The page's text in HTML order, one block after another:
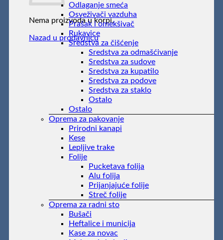
Nema proizvoda u korpi.
Nazad u prodavnicu
Odlaganje smeća
Osveživači vazduha
Prašak i omekšivač
Rukavice
Sredstva za čišćenje
Sredstva za odmašćivanje
Sredstva za sudove
Sredstva za kupatilo
Sredstva za podove
Sredstva za staklo
Ostalo
Ostalo
Oprema za pakovanje
Prirodni kanapi
Kese
Lepljive trake
Folije
Pucketava folija
Alu folija
Prijanjajuće folije
Streč folije
Oprema za radni sto
Bušači
Heftalice i municija
Kase za novac